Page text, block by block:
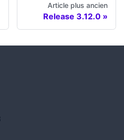
Article plus ancien
Release 3.12.0